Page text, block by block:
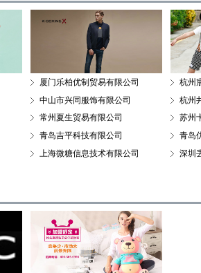
厦门乐柏优制贸易有限公司
杭州
中山市兴同服饰有限公司
杭州
常州夏生贸易有限公司
苏州
青岛吉平科技有限公司
青岛
上海微糖信息技术有限公司 深圳